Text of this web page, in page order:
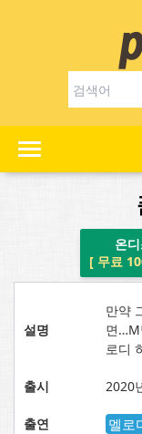
온
[ 무료
설명
만약
면…M
로디
출시 2020
출연 멜로